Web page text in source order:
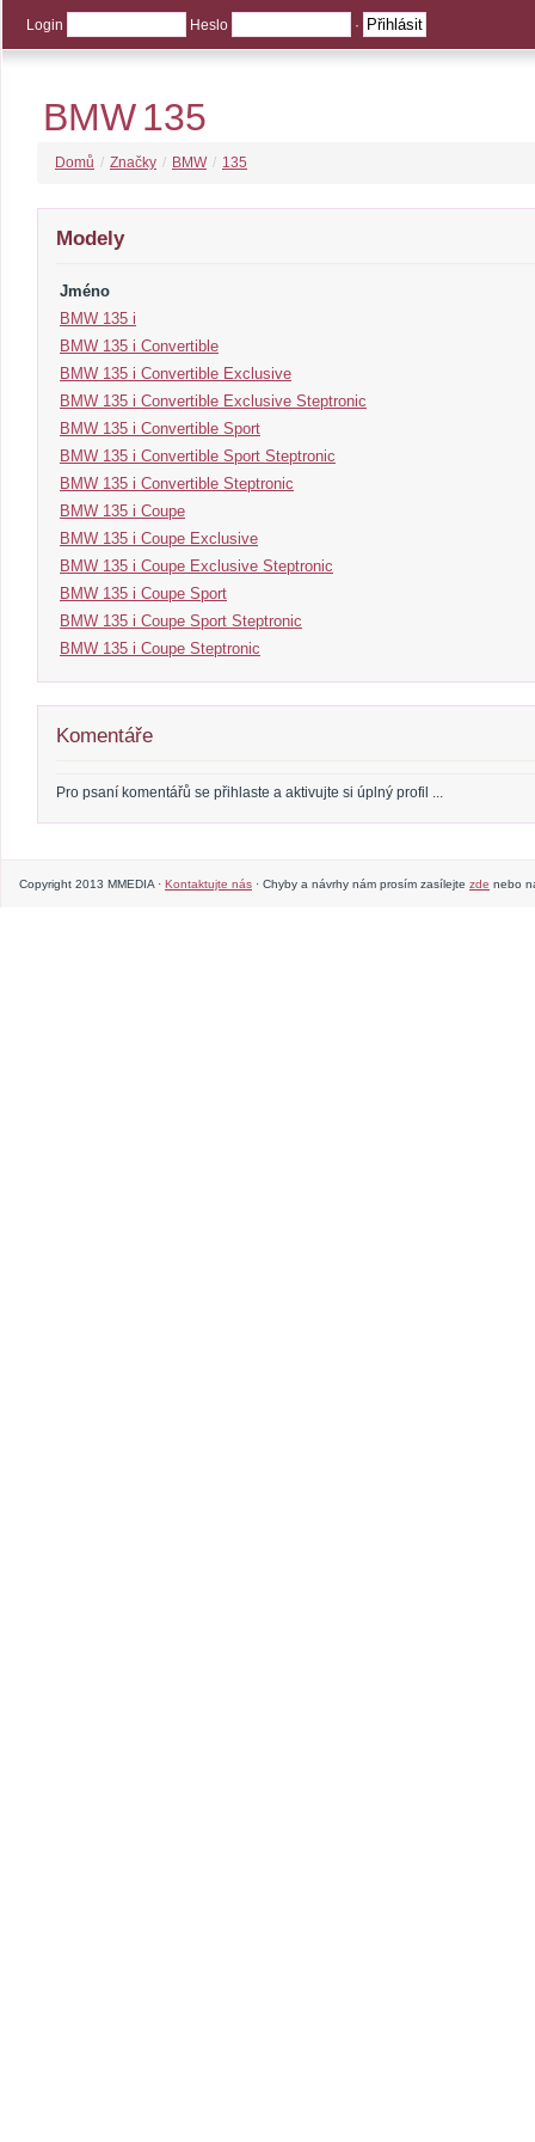
Login Heslo ·
BMW135
Domů / Značky / BMW / 135
Modely
Jméno
BMW 135 i
BMW 135 i Convertible
BMW 135 i Convertible Exclusive
BMW 135 i Convertible Exclusive Steptronic
BMW 135 i Convertible Sport
BMW 135 i Convertible Sport Steptronic
BMW 135 i Convertible Steptronic
BMW 135 i Coupe
BMW 135 i Coupe Exclusive
BMW 135 i Coupe Exclusive Steptronic
BMW 135 i Coupe Sport
BMW 135 i Coupe Sport Steptronic
BMW 135 i Coupe Steptronic
Komentáře
Pro psaní komentářů se přihlaste a aktivujte si úplný profil ...
Copyright 2013 MMEDIA · Kontaktujte nás · Chyby a návrhy nám prosím zasílejte zde nebo